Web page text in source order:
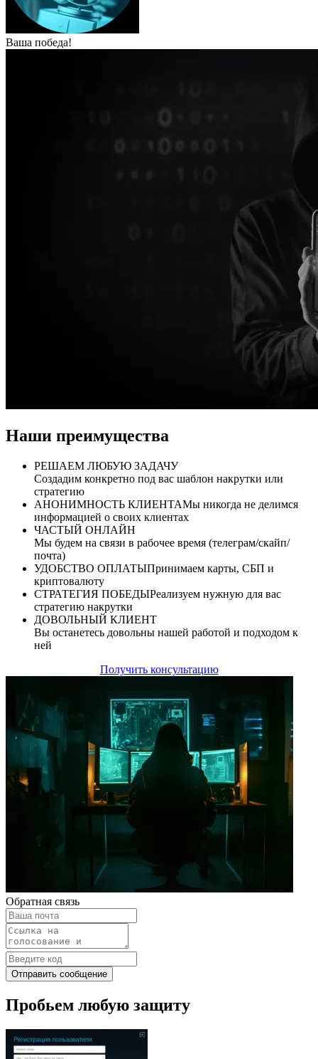
Ваша победа!
Наши преимущества
РЕШАЕМ ЛЮБУЮ ЗАДАЧУ
Создадим конкретно под вас шаблон накрутки или
стратегию
АНОНИМНОСТЬ КЛИЕНТАМы никогда не делимся
информацией о своих клиентах
ЧАСТЫЙ ОНЛАЙН
Мы будем на связи в рабочее время (телеграм/скайп/
почта)
УДОБСТВО ОПЛАТЫПринимаем карты, СБП и
криптовалюту
СТРАТЕГИЯ ПОБЕДЫРеализуем нужную для вас
стратегию накрутки
ДОВОЛЬНЫЙ КЛИЕНТ
Вы останетесь довольны нашей работой и подходом к
ней
Получить консультацию
Обратная связь
Отправить сообщение
Пробьем любую защиту